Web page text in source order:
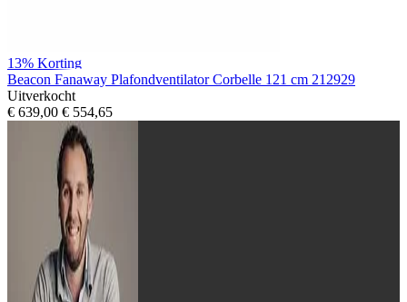
13% Korting
Beacon Fanaway Plafondventilator Corbelle 121 cm 212929
Uitverkocht
€ 639,00 € 554,65